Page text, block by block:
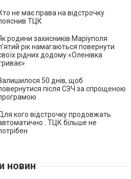
не має права на відстрочку
ТЦК
родини захисників Маріуполя
рік намагаються повернути
рідних додому.«Оленівка
50 днів, щоб
після СЗЧ за спрощеною
кого відстрочку продовжать
. ТЦК більше не
новин